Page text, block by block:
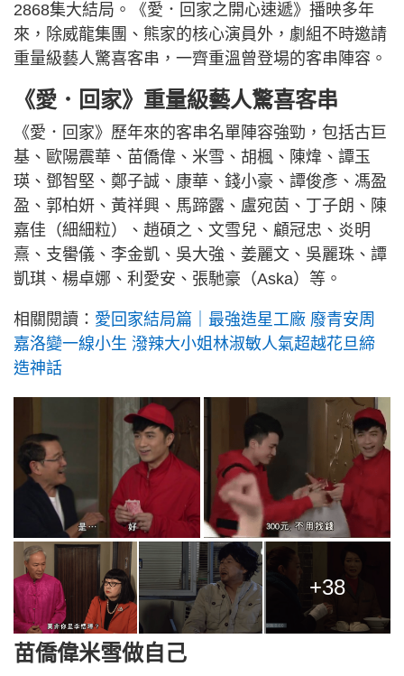
2868集大結局。《愛．回家之開心速遞》播映多年
來，除威龍集團、熊家的核心演員外，劇組不時邀請
重量級藝人驚喜客串，一齊重溫曾登場的客串陣容。
《愛．回家》重量級藝人驚喜客串
《愛．回家》歷年來的客串名單陣容強勁，包括古巨
基、歐陽震華、苗僑偉、米雪、胡楓、陳煒、譚玉
瑛、鄧智堅、鄭子誠、康華、錢小豪、譚俊彥、馮盈
盈、郭柏妍、黃祥興、馬蹄露、盧宛茵、丁子朗、陳
嘉佳（細細粒）、趙碩之、文雪兒、顧冠忠、炎明
熹、支嚳儀、李金凱、吳大強、姜麗文、吳麗珠、譚
凱琪、楊卓娜、利愛安、張馳豪（Aska）等。
相關閱讀： 愛回家結局篇｜最強造星工廠 廢青安周
嘉洛變一線小生 潑辣大小姐林淑敏人氣超越花旦締
造神話
+38
苗僑偉米雪做自己